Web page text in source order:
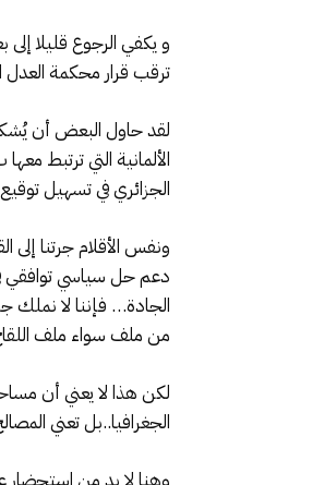
و يكفي الرجوع قليلا
ترقب قرار محكمة العدل
لقد حاول البعض أن
الألمانية التي ترتبط
الجزائري في تسهيل
ونفس الأقلام جرتنا إلى
دعم حل سياسي توافقي في
الجادة… فإننا لا نملك
من ملف سواء ملف اللقاح ضد الكوفيد 19
لكن هذا لا يعني أن
الجغرافيا..بل تعني